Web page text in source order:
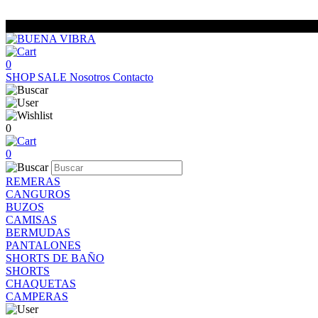
0
SHOP SALE Nosotros Contacto
0
0
REMERAS
CANGUROS
BUZOS
CAMISAS
BERMUDAS
PANTALONES
SHORTS DE BAÑO
SHORTS
CHAQUETAS
CAMPERAS